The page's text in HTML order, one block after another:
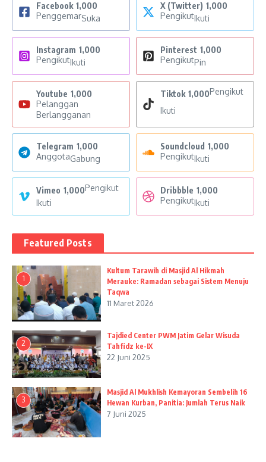
Facebook 1,000
PenggemarSuka
X (Twitter) 1,000
PengikutIkuti
Instagram 1,000
PengikutIkuti
Pinterest 1,000
PengikutPin
Youtube 1,000
Pelanggan
Berlangganan
Tiktok 1,000Pengikut
Ikuti
Telegram 1,000
AnggotaGabung
Soundcloud 1,000
PengikutIkuti
Vimeo 1,000Pengikut
Ikuti
Dribbble 1,000
PengikutIkuti
Featured Posts
1
Kultum Tarawih di Masjid Al Hikmah
Merauke: Ramadan sebagai Sistem Menuju
Taqwa
11 Maret 2026
2
Tajdied Center PWM Jatim Gelar Wisuda
Tahfidz ke-IX
22 Juni 2025
3
Masjid Al Mukhlish Kemayoran Sembelih 16
Hewan Kurban, Panitia: Jumlah Terus Naik
7 Juni 2025